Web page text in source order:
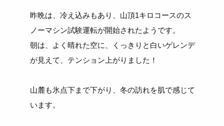
昨晩は、冷え込みもあり、山頂1キロコースのス
ノーマシン試験運転が開始されたようです。
朝は、よく晴れた空に、くっきりと白いゲレンデ
が見えて、テンション上がりました！
山麓も氷点下まで下がり、冬の訪れを肌で感じて
います。